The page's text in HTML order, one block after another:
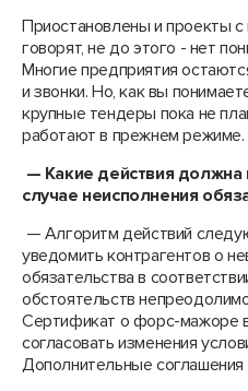
Приостановлены и проекты с
говорят, не до этого - нет
Многие предприятия
и звонки. Но, как вы
крупные тендеры пока не
работают в прежнем режиме.
— Какие действия должна
случае неисполнения
— Алгоритм действий
уведомить контрагентов о
обязательства в
обстоятельств
Сертификат о форс-мажоре
согласовать изменения
Дополнительные соглашения